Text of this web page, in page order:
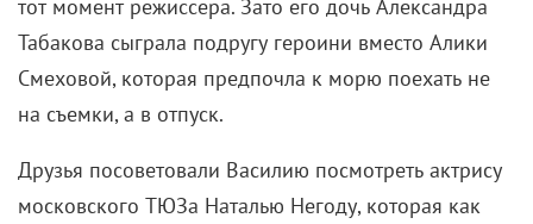
уехал на съемки в Жданов. Пальмы, море, белый
пароход, рябина на коньяке. Съемки для меня
шли уже постольку поскольку».